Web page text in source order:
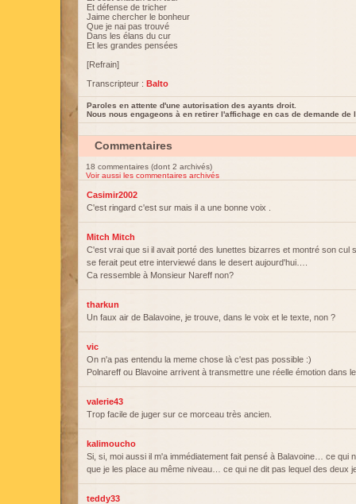
Et défense de tricher
Jaime chercher le bonheur
Que je nai pas trouvé
Dans les élans du cur
Et les grandes pensées
[Refrain]
Transcripteur : Balto
Paroles en attente d'une autorisation des ayants droit.
Nous nous engageons à en retirer l'affichage en cas de demande de
Commentaires
18 commentaires (dont 2 archivés)
Voir aussi les commentaires archivés
Casimir2002
C'est ringard c'est sur mais il a une bonne voix .
Mitch Mitch
C'est vrai que si il avait porté des lunettes bizarres et montré son cul
se ferait peut etre interviewé dans le desert aujourd'hui….
Ca ressemble à Monsieur Nareff non?
tharkun
Un faux air de Balavoine, je trouve, dans le voix et le texte, non ?
vic
On n'a pas entendu la meme chose là c'est pas possible :)
Polnareff ou Blavoine arrivent à transmettre une réelle émotion dans
valerie43
Trop facile de juger sur ce morceau très ancien.
kalimoucho
Si, si, moi aussi il m'a immédiatement fait pensé à Balavoine… ce qui
que je les place au même niveau… ce qui ne dit pas lequel des deux
teddy33